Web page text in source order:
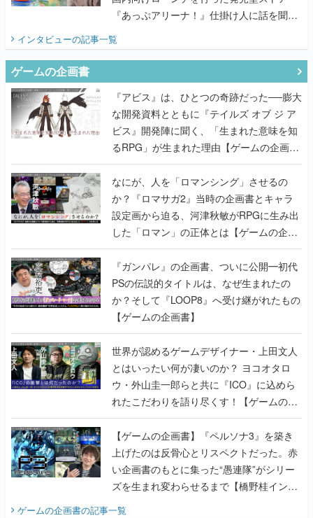
『あっぷアリーナ！』仕掛け人に話を聞い
てみた
インタビューの記事一覧
ゲームの企画書
『アビス』は、ひとつの奇跡だった──膨大
な開発資料とともに『テイルズ オブ ジ ア
ビス』開発陣に聞く、「生まれた意味を知
るRPG」が生まれた理由【ゲームの企画
書】
なにが、人を「ロマンシング」させるの
か？『ロマサガ2』当時の企画書とキャラ
設定画から迫る、河津秋敏がRPGに生み出
した「ロマン」の正体とは【ゲームの企画
書】
『ガンパレ』の企画書、ついに公開━初代
PSの伝説的タイトルは、なぜ生まれたの
か？そして『LOOP8』へ受け継がれたもの
【ゲームの企画書】
世界が認めるゲームデザイナー・上田文人
とはいったい何が凄いのか？ ヨコオタロ
ウ・外山圭一郎らと共に『ICO』に込めら
れたこだわりを語り尽くす！【ゲームの企
画書】
【ゲームの企画書】『ペルソナ3』を築き
上げたのは反骨心とリスペクトだった。赤
い企画書のもとに集った“愚連隊”がシリー
ズを生まれ変わらせるまで【橋野桂インタ
ビュー】
ゲームの企画書の記事一覧